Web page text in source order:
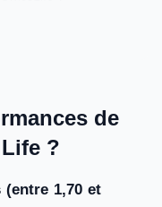
de
?
1,70 et